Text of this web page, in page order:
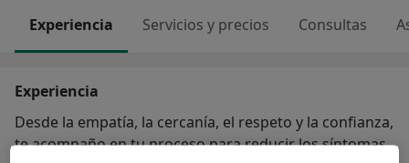
Experiencia Servicios y precios Consultas
Experiencia
Desde la empatía, la cercanía, el respeto y la confianza,
te acompaño en tu proceso para reducir los síntomas